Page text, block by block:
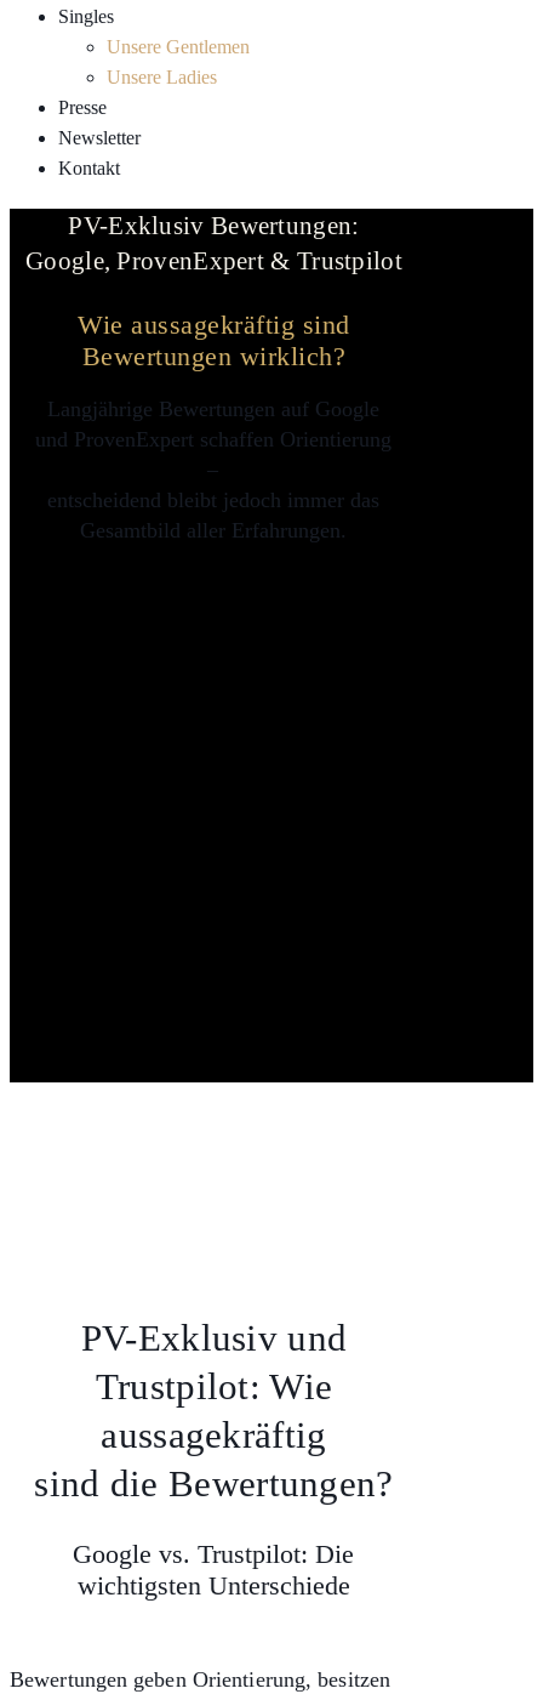
Singles
Unsere Gentlemen
Unsere Ladies
Presse
Newsletter
Kontakt
PV-Exklusiv Bewertungen:
Google, ProvenExpert & Trustpilot
Wie aussagekräftig sind
Bewertungen wirklich?
Langjährige Bewertungen auf Google
und ProvenExpert schaffen Orientierung
–
entscheidend bleibt jedoch immer das
Gesamtbild aller Erfahrungen.
PV-Exklusiv und
Trustpilot: Wie
aussagekräftig
sind die Bewertungen?
Google vs. Trustpilot: Die
wichtigsten Unterschiede
Bewertungen geben Orientierung, besitzen